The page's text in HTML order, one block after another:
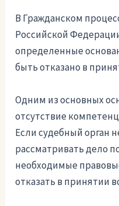
В Гражданском
Российской
определенные
быть отказано в
Одним из основных
отсутствие
Если судебный орган
рассматривать дело
необходимые
отказать в принятии